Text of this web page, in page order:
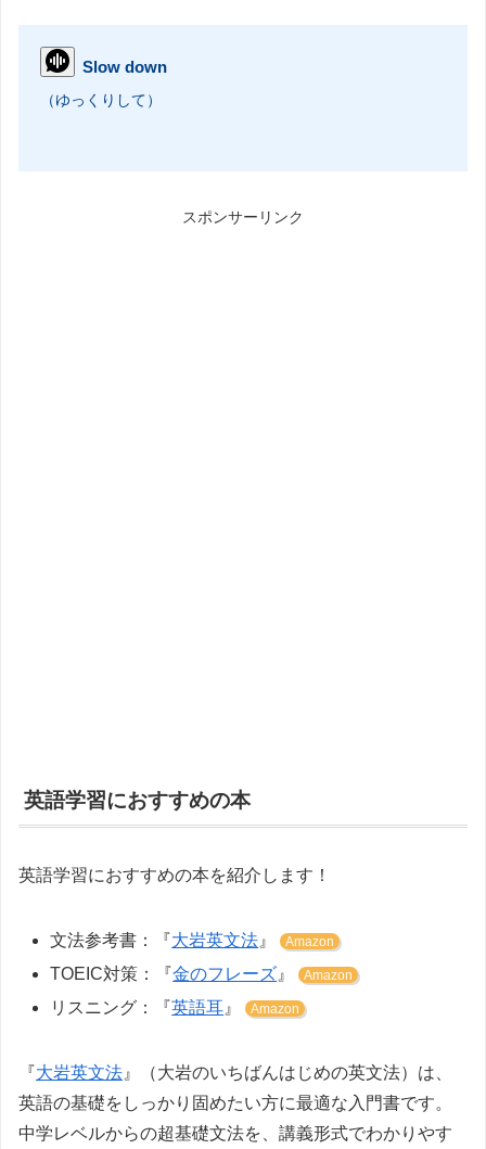
Slow down
（ゆっくりして）
スポンサーリンク
英語学習におすすめの本
英語学習におすすめの本を紹介します！
文法参考書：『大岩英文法 』 Amazon
TOEIC対策：『金のフレーズ 』 Amazon
リスニング：『英語耳』 Amazon
『大岩英文法』（大岩のいちばんはじめの英文法）は、
英語の基礎をしっかり固めたい方に最適な入門書です。
中学レベルからの超基礎文法を、講義形式でわかりやす